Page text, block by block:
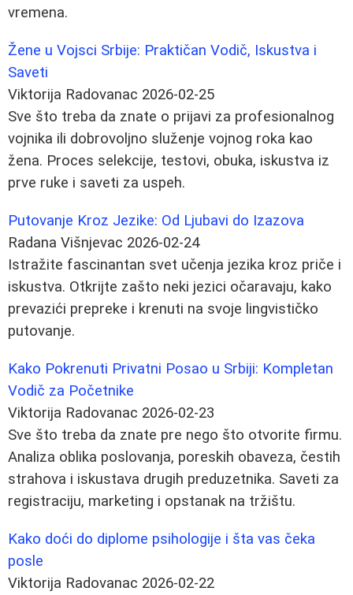
vremena.
Žene u Vojsci Srbije: Praktičan Vodič, Iskustva i
Saveti
Viktorija Radovanac 2026-02-25
Sve što treba da znate o prijavi za profesionalnog
vojnika ili dobrovoljno služenje vojnog roka kao
žena. Proces selekcije, testovi, obuka, iskustva iz
prve ruke i saveti za uspeh.
Putovanje Kroz Jezike: Od Ljubavi do Izazova
Radana Višnjevac 2026-02-24
Istražite fascinantan svet učenja jezika kroz priče i
iskustva. Otkrijte zašto neki jezici očaravaju, kako
prevazići prepreke i krenuti na svoje lingvističko
putovanje.
Kako Pokrenuti Privatni Posao u Srbiji: Kompletan
Vodič za Početnike
Viktorija Radovanac 2026-02-23
Sve što treba da znate pre nego što otvorite firmu.
Analiza oblika poslovanja, poreskih obaveza, čestih
strahova i iskustava drugih preduzetnika. Saveti za
registraciju, marketing i opstanak na tržištu.
Kako doći do diplome psihologije i šta vas čeka
posle
Viktorija Radovanac 2026-02-22